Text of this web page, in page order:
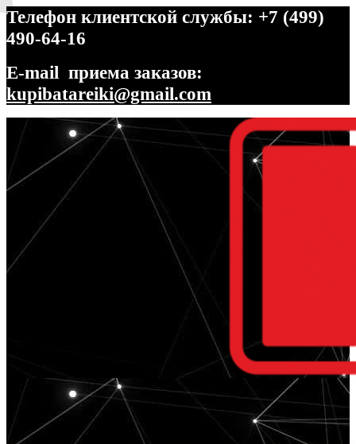
Телефон клиентской службы: +7 (499)
490-64-16
E-mail приема заказов:
kupibatareiki@gmail.com
Перейти
навигации
Перейти
содержимому